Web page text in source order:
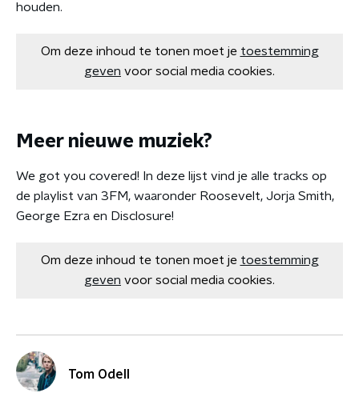
houden.
Om deze inhoud te tonen moet je toestemming
geven voor social media cookies.
Meer nieuwe muziek?
We got you covered! In deze lijst vind je alle tracks op
de playlist van 3FM, waaronder Roosevelt, Jorja Smith,
George Ezra en Disclosure!
Om deze inhoud te tonen moet je toestemming
geven voor social media cookies.
Tom Odell